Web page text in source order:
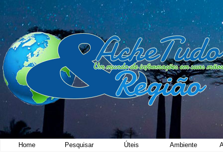
Home Pesquisar Úteis Ambiente